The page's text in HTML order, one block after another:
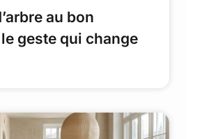
au bon
geste qui change